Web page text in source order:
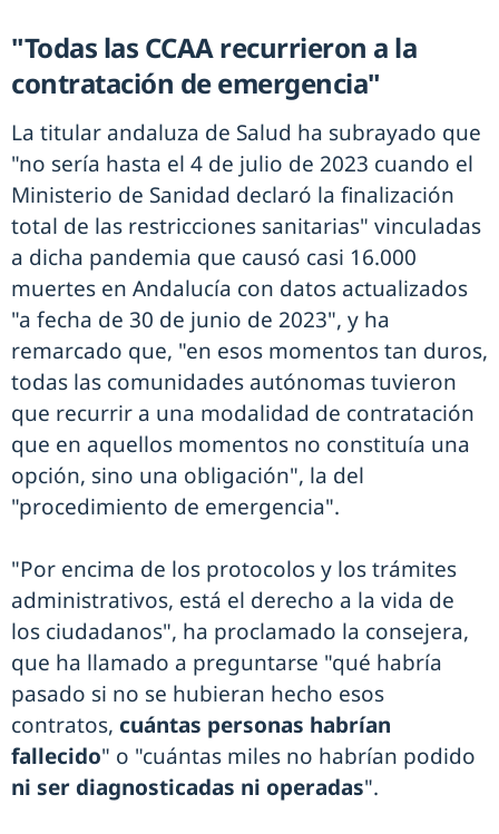
"Todas las CCAA recurrieron a la
contratación de emergencia"
La titular andaluza de Salud ha subrayado que
"no sería hasta el 4 de julio de 2023 cuando el
Ministerio de Sanidad declaró la finalización
total de las restricciones sanitarias" vinculadas
a dicha pandemia que causó casi 16.000
muertes en Andalucía con datos actualizados
"a fecha de 30 de junio de 2023", y ha
remarcado que, "en esos momentos tan duros,
todas las comunidades autónomas tuvieron
que recurrir a una modalidad de contratación
que en aquellos momentos no constituía una
opción, sino una obligación", la del
"procedimiento de emergencia".
"Por encima de los protocolos y los trámites
administrativos, está el derecho a la vida de
los ciudadanos", ha proclamado la consejera,
que ha llamado a preguntarse "qué habría
pasado si no se hubieran hecho esos
contratos, cuántas personas habrían
fallecido" o "cuántas miles no habrían podido
ni ser diagnosticadas ni operadas".